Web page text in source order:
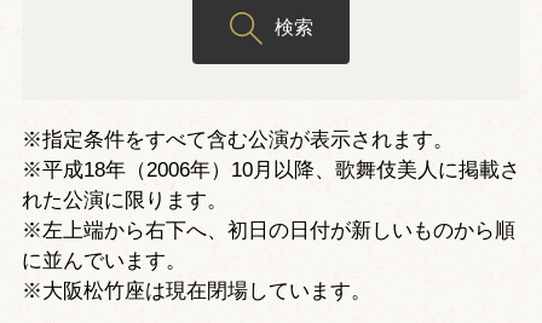
検索
※指定条件をすべて含む公演が表示されます。
※平成18年（2006年）10月以降、歌舞伎美人に掲載さ
れた公演に限ります。
※左上端から右下へ、初日の日付が新しいものから順
に並んでいます。
※大阪松竹座は現在閉場しています。